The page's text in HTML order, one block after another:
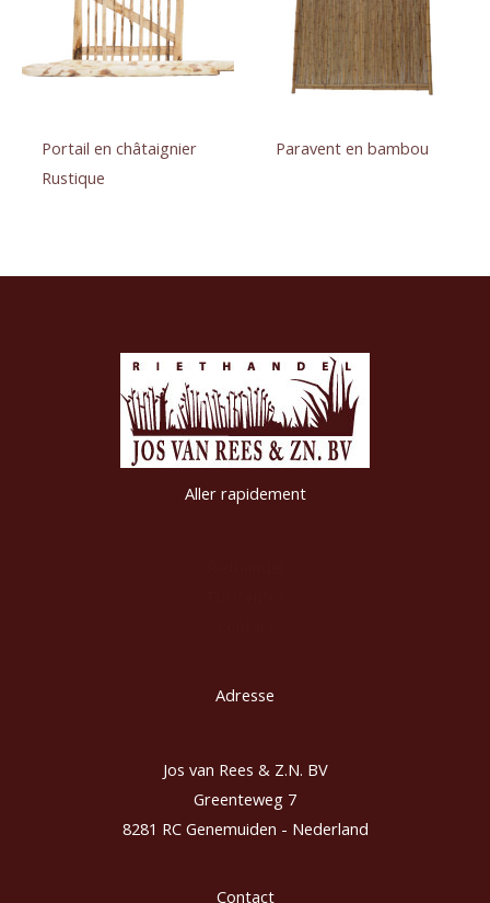
Portail en châtaignier
Rustique
Paravent en bambou
Aller rapidement
Adresse
Jos van Rees & Z.N. BV
Greenteweg 7
8281 RC Genemuiden - Nederland
Contact